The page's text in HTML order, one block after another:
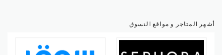
أشهر المتاجر و مواقع التسوق